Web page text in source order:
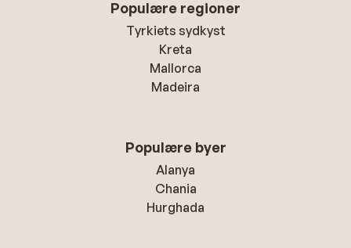
Populære regioner
Tyrkiets sydkyst
Kreta
Mallorca
Madeira
Populære byer
Alanya
Chania
Hurghada